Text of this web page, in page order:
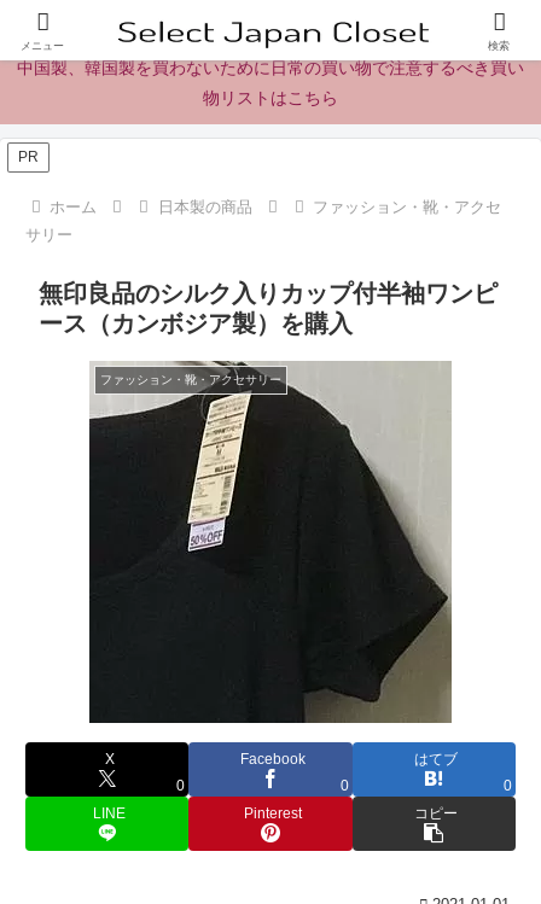
日本製の商品、製品、食品レビューとニュース
中国製、韓国製を買わないために日常の買い物で注意するべき買い
物リストはこちら
PR
ホーム 日本製の商品
ファッション・靴・アクセ
サリー
無印良品のシルク入りカップ付半袖ワンピ
ース（カンボジア製）を購入
ファッション・靴・アクセサリー
X
0
Facebook
0
はてブ
0
LINE
Pinterest コピー
メニュー 検索